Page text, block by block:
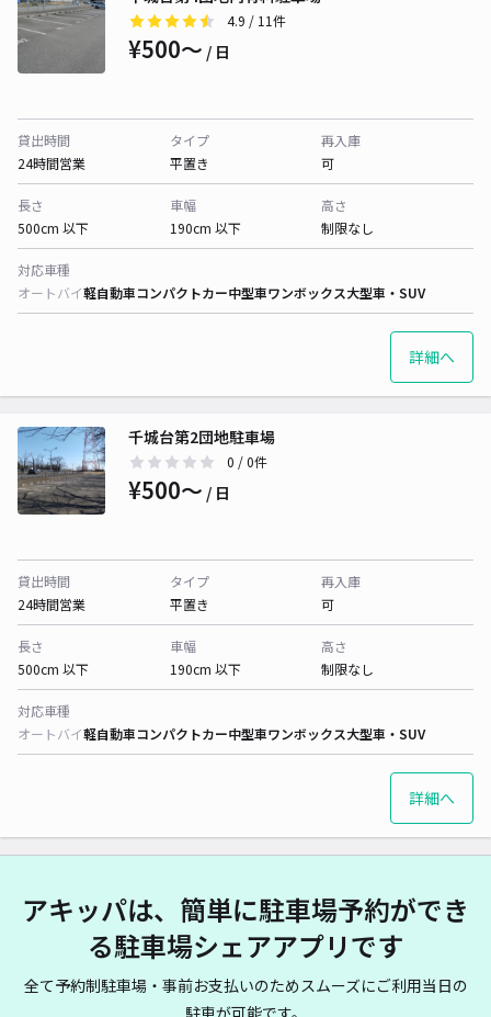
4.9 / 11件
¥500〜 / 日
貸出時間
24時間営業
タイプ
平置き
再入庫
可
長さ
500cm 以下
車幅
190cm 以下
高さ
制限なし
対応車種
オートバイ軽自動車コンパクトカー中型車ワンボックス大型車・SUV
詳細へ
千城台第2団地駐車場
0 / 0件
¥500〜 / 日
貸出時間
24時間営業
タイプ
平置き
再入庫
可
長さ
500cm 以下
車幅
190cm 以下
高さ
制限なし
対応車種
オートバイ軽自動車コンパクトカー中型車ワンボックス大型車・SUV
詳細へ
アキッパは、簡単に駐車場予約ができ
る駐車場シェアアプリです
全て予約制駐車場・事前お支払いのためスムーズにご利用当日の
駐車が可能です。